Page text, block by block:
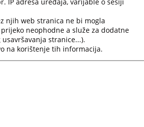
njih web stranica ne bi mogla
neophodne a služe za dodatne
stranice...).
na korištenje tih informacija.